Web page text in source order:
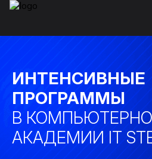
ИНТЕНСИВНЫЕ
ПРОГРАММЫ
В
АКАДЕМИИ IT